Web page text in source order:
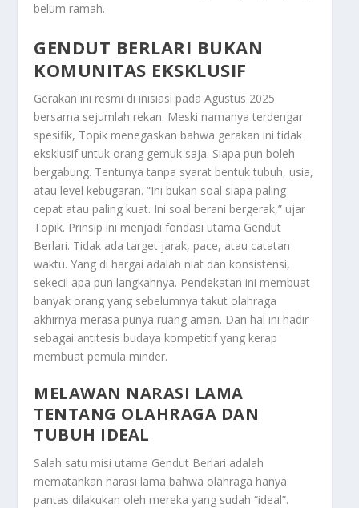
belum ramah.
GENDUT BERLARI BUKAN
KOMUNITAS EKSKLUSIF
Gerakan ini resmi di inisiasi pada Agustus 2025
bersama sejumlah rekan. Meski namanya terdengar
spesifik, Topik menegaskan bahwa gerakan ini tidak
eksklusif untuk orang gemuk saja. Siapa pun boleh
bergabung. Tentunya tanpa syarat bentuk tubuh, usia,
atau level kebugaran. “Ini bukan soal siapa paling
cepat atau paling kuat. Ini soal berani bergerak,” ujar
Topik. Prinsip ini menjadi fondasi utama Gendut
Berlari. Tidak ada target jarak, pace, atau catatan
waktu. Yang di hargai adalah niat dan konsistensi,
sekecil apa pun langkahnya. Pendekatan ini membuat
banyak orang yang sebelumnya takut olahraga
akhirnya merasa punya ruang aman. Dan hal ini hadir
sebagai antitesis budaya kompetitif yang kerap
membuat pemula minder.
MELAWAN NARASI LAMA
TENTANG OLAHRAGA DAN
TUBUH IDEAL
Salah satu misi utama Gendut Berlari adalah
mematahkan narasi lama bahwa olahraga hanya
pantas dilakukan oleh mereka yang sudah “ideal”.